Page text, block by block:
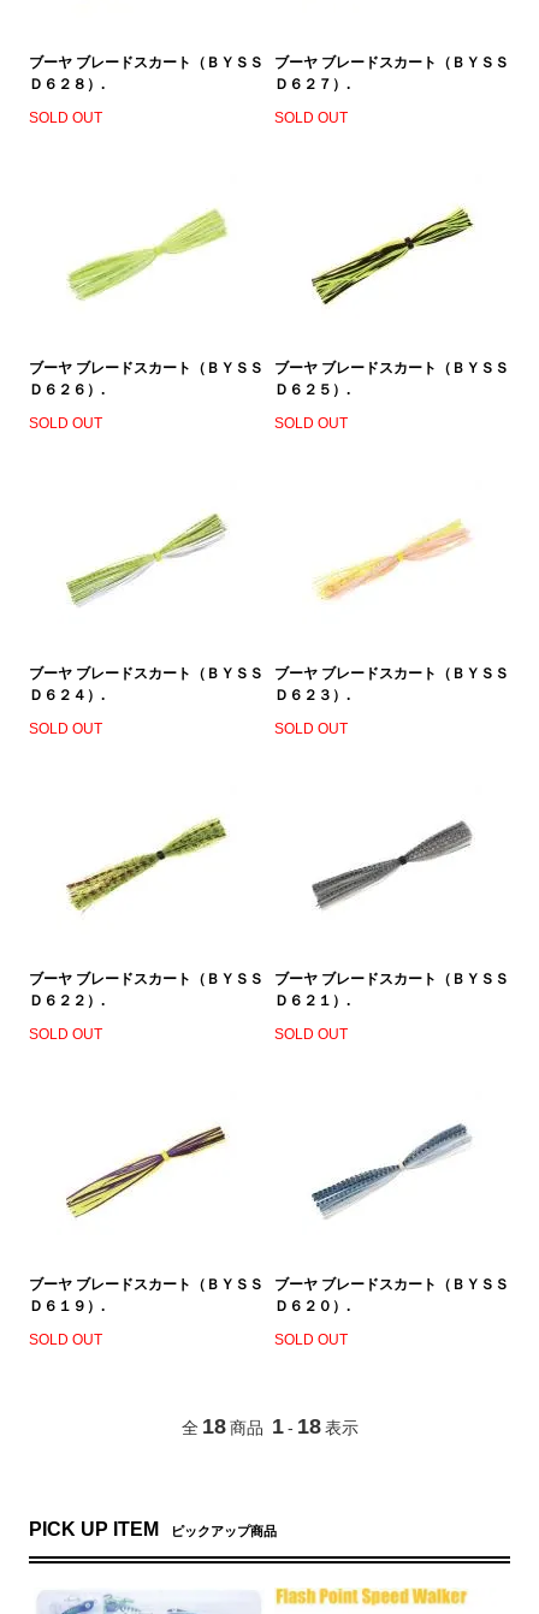
ブーヤ ブレードスカート（ＢＹＳＳ
Ｄ６２８）.
SOLD OUT
ブーヤ ブレードスカート（ＢＹＳＳ
Ｄ６２７）.
SOLD OUT
ブーヤ ブレードスカート（ＢＹＳＳ
Ｄ６２６）.
SOLD OUT
ブーヤ ブレードスカート（ＢＹＳＳ
Ｄ６２５）.
SOLD OUT
ブーヤ ブレードスカート（ＢＹＳＳ
Ｄ６２４）.
SOLD OUT
ブーヤ ブレードスカート（ＢＹＳＳ
Ｄ６２３）.
SOLD OUT
ブーヤ ブレードスカート（ＢＹＳＳ
Ｄ６２２）.
SOLD OUT
ブーヤ ブレードスカート（ＢＹＳＳ
Ｄ６２１）.
SOLD OUT
ブーヤ ブレードスカート（ＢＹＳＳ
Ｄ６１９）.
SOLD OUT
ブーヤ ブレードスカート（ＢＹＳＳ
Ｄ６２０）.
SOLD OUT
全 18 商品 1 - 18 表示
PICK UP ITEM ピックアップ商品